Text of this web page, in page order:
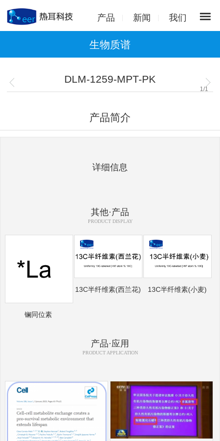
产品 新闻 我们
生物质谱
DLM-1259-MPT-PK
1 /1
产品简介
详细信息
其他·产品
PRODUCT DISPLAY
镧同位素
13C半纤维素(西兰花) 13C半纤维素(小麦)
产品·应用
PRODUCT APPLICATION